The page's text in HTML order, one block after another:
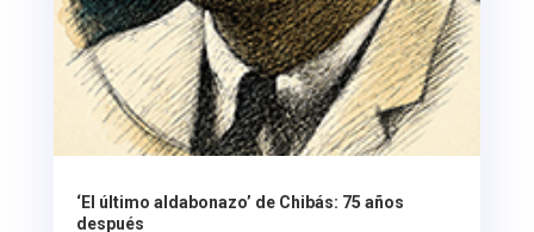
‘El último aldabonazo’ de Chibás: 75 años
después